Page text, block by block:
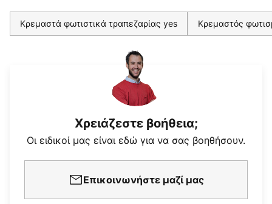
Κρεμαστά φωτιστικά τραπεζαρίας yes Κρεμαστός
Χρειάζεστε βοήθεια;
Οι ειδικοί μας είναι εδώ για να σας βοηθήσουν.
Επικοινωνήστε μαζί μας